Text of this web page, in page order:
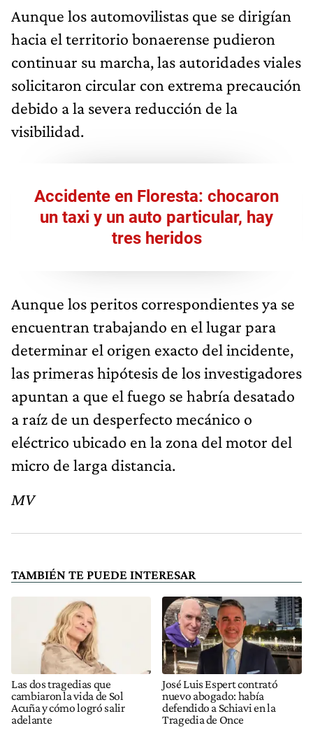
Aunque los automovilistas que se dirigían
hacia el territorio bonaerense pudieron
continuar su marcha, las autoridades viales
solicitaron circular con extrema precaución
debido a la severa reducción de la
visibilidad.
Accidente en Floresta: chocaron
un taxi y un auto particular, hay
tres heridos
Aunque los peritos correspondientes ya se
encuentran trabajando en el lugar para
determinar el origen exacto del incidente,
las primeras hipótesis de los investigadores
apuntan a que el fuego se habría desatado
a raíz de un desperfecto mecánico o
eléctrico ubicado en la zona del motor del
micro de larga distancia.
MV
TAMBIÉN TE PUEDE INTERESAR
Las dos tragedias que
cambiaron la vida de Sol
Acuña y cómo logró salir
adelante
José Luis Espert contrató
nuevo abogado: había
defendido a Schiavi en la
Tragedia de Once